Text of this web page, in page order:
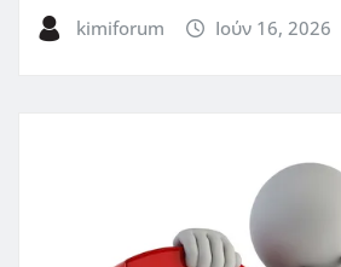
kimiforum Ιούν 16, 2026